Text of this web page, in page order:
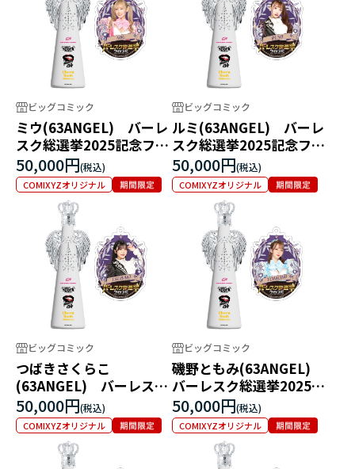
ビッグコミック
ミウ(63ANGEL) バーレ
スク総選挙2025記念フィ
リコボトル
50,000円
COMIXYZオリジナル
ビッグコミック
ルミ(63ANGEL) バーレ
スク総選挙2025記念フィ
リコボトル
50,000円
COMIXYZオリジナル
ビッグコミック
つばきさくらこ
(63ANGEL) バーレスク
総選挙2025記念フィリコ
ボトル
50,000円
COMIXYZオリジナル
ビッグコミック
磯野ともみ(63ANGEL)
バーレスク総選挙2025記
念フィリコボトル
50,000円
COMIXYZオリジナル